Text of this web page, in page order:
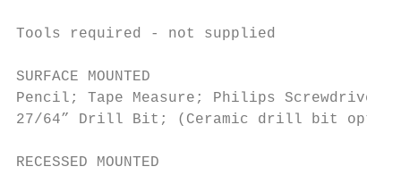
Tools required - not supplied
SURFACE MOUNTED
Pencil; Tape Measure; Philips
27/64” Drill Bit; (Ceramic drill bit
RECESSED MOUNTED